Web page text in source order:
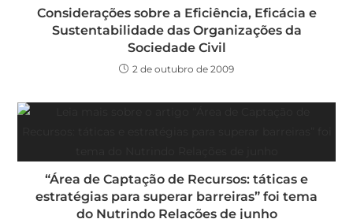
Considerações sobre a Eficiência, Eficácia e
Sustentabilidade das Organizações da
Sociedade Civil
2 de outubro de 2009
“Área de Captação de Recursos: táticas e
estratégias para superar barreiras” foi tema
do Nutrindo Relações de junho